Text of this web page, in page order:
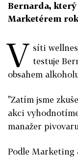
Bernarda, který
Marketérem
V síti
testuje
obsahem
"Zatím jsme
akci
manažer
Podle Marketing